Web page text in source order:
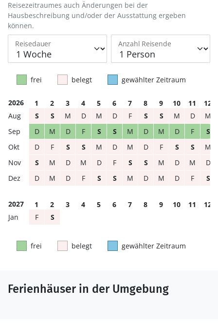
Reisedauer Anzahl Reisende
Reisezeitraumes auch Änderungen bei der
Hausbeschreibung und/oder der Ausstattung ergeben
können.
frei belegt gewählter Zeitraum
2026 1 2 3 4 5 6 7 8 9 10 11
12
S
S M D M D F S S M D
M
D
M D F S S M D M D F
S
D
F S S M D M D F S S
M
S
M D M D F S S M D M
D
D
M D F S S M D M D F S
2027 1 2 3 4 5 6 7 8 9 10 11
12
F
S
frei belegt gewählter Zeitraum
Ferienhäuser in der Umgebung